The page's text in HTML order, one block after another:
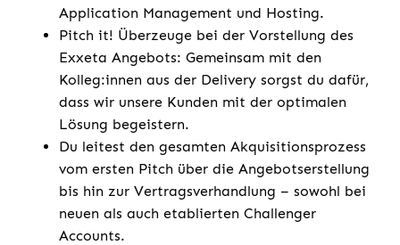
Application Management und Hosting.
Pitch it! Überzeuge bei der Vorstellung des
Exxeta Angebots: Gemeinsam mit den
Kolleg:innen aus der Delivery sorgst du dafür,
dass wir unsere Kunden mit der optimalen
Lösung begeistern.
Du leitest den gesamten Akquisitionsprozess
vom ersten Pitch über die Angebotserstellung
bis hin zur Vertragsverhandlung – sowohl bei
neuen als auch etablierten Challenger
Accounts.